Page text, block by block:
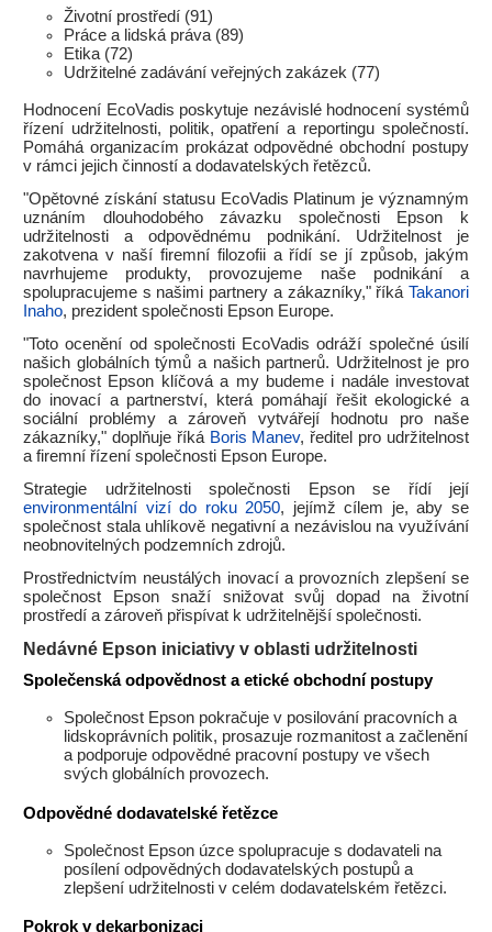
Životní prostředí (91)
Práce a lidská práva (89)
Etika (72)
Udržitelné zadávání veřejných zakázek (77)
Hodnocení EcoVadis poskytuje nezávislé hodnocení systémů
řízení udržitelnosti, politik, opatření a reportingu společností.
Pomáhá organizacím prokázat odpovědné obchodní postupy
v rámci jejich činností a dodavatelských řetězců.
"Opětovné získání statusu EcoVadis Platinum je významným
uznáním dlouhodobého závazku společnosti Epson k
udržitelnosti a odpovědnému podnikání. Udržitelnost je
zakotvena v naší firemní filozofii a řídí se jí způsob, jakým
navrhujeme produkty, provozujeme naše podnikání a
spolupracujeme s našimi partnery a zákazníky," říká Takanori
Inaho, prezident společnosti Epson Europe.
"Toto ocenění od společnosti EcoVadis odráží společné úsilí
našich globálních týmů a našich partnerů. Udržitelnost je pro
společnost Epson klíčová a my budeme i nadále investovat
do inovací a partnerství, která pomáhají řešit ekologické a
sociální problémy a zároveň vytvářejí hodnotu pro naše
zákazníky," doplňuje říká Boris Manev, ředitel pro udržitelnost
a firemní řízení společnosti Epson Europe.
Strategie udržitelnosti společnosti Epson se řídí její
environmentální vizí do roku 2050, jejímž cílem je, aby se
společnost stala uhlíkově negativní a nezávislou na využívání
neobnovitelných podzemních zdrojů.
Prostřednictvím neustálých inovací a provozních zlepšení se
společnost Epson snaží snižovat svůj dopad na životní
prostředí a zároveň přispívat k udržitelnější společnosti.
Nedávné Epson iniciativy v oblasti udržitelnosti
Společenská odpovědnost a etické obchodní postupy
Společnost Epson pokračuje v posilování pracovních a
lidskoprávních politik, prosazuje rozmanitost a začlenění
a podporuje odpovědné pracovní postupy ve všech
svých globálních provozech.
Odpovědné dodavatelské řetězce
Společnost Epson úzce spolupracuje s dodavateli na
posílení odpovědných dodavatelských postupů a
zlepšení udržitelnosti v celém dodavatelském řetězci.
Pokrok v dekarbonizaci